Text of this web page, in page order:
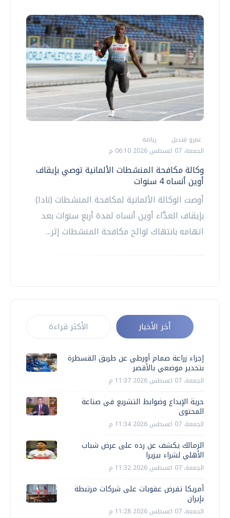
عمرو قنديل
رياضة
الجمعة، 07 اغسطس 2026 06:10 م
وكالة مكافحة المنشطات الألمانية توصي بإيقاف
أوين أنساه 4 سنوات
أوصت الوكالة الألمانية لمكافحة المنشطات (نادا)
بإيقاف العدَّاء أوين أنساه لمدة أربع سنوات بعد
اتهامه بانتهاك لوائح مكافحة المنشطات إثر...
أخر الأخبار الأكثر قراءة
إجراء زراعة صمام أورطي عن طريق القسطرة
بتخدير موضعي بالأقصر
الجمعة، 07 اغسطس 2026 11:37 م
حرية الإبداع وضوابط التشريع في صناعة
المحتوى
الجمعة، 07 اغسطس 2026 11:34 م
الزمالك يكشف عن رده على عرض شباب
الأهلي لشراء بيزيرا
الجمعة، 07 اغسطس 2026 11:32 م
أمريكا تفرض عقوبات على شركات مرتبطة
بإيران
الجمعة، 07 اغسطس 2026 11:28 م